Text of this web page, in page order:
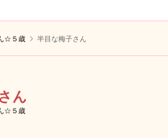
☆５歳 半目な梅子さん
ん
☆５歳